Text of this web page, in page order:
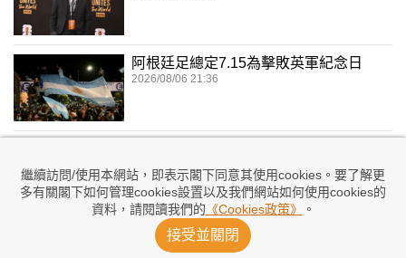
繼續訪問/使用本網站，即表示閣下同意其使用cookies。要了解更
多有關閣下如何管理cookies設置以及我們網站如何使用cookies的
資料，請閱讀我們的 《Cookies政策》 。
接受並關閉
阿根廷足總定7.15為擊敗英軍紀念日
2026/08/06 21:36
委任洪明甫涉內定 警方突擊搜韓足總
2026/08/06 16:11